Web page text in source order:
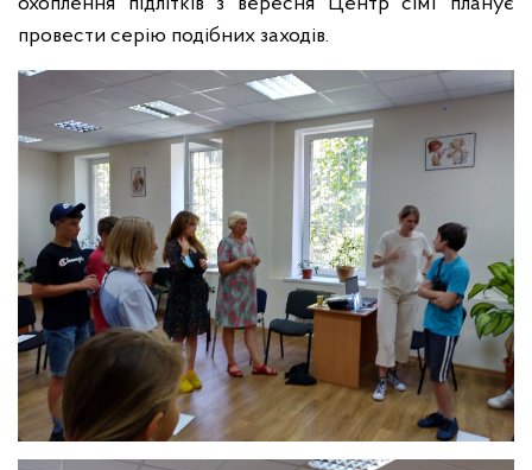
провести серію подібних заходів.